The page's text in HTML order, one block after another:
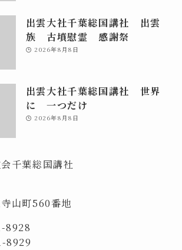
出雲大社千葉総国講社 出雲
族 古墳慰霊 感謝祭
2026年8月8日
出雲大社千葉総国講社 世界
に 一つだけ
2026年8月8日
千葉総国講社
山町560番地
8928
8929